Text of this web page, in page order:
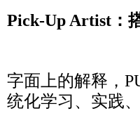
Pick-Up Artist：
字面上的解释，
统化学习、实践